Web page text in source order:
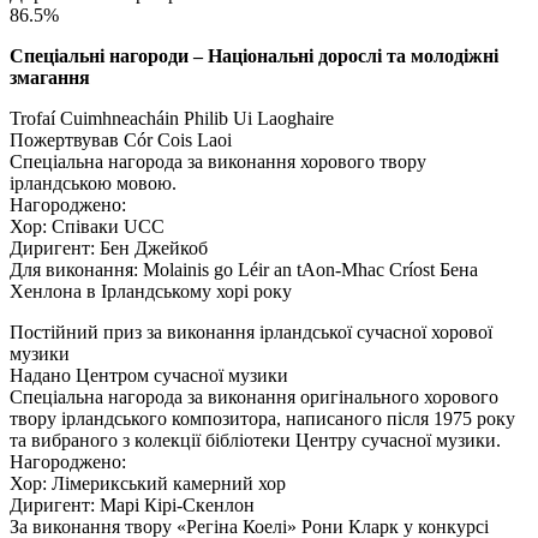
86.5%
Спеціальні нагороди – Національні дорослі та молодіжні
змагання
Trofaí Cuimhneacháin Philib Ui Laoghaire
Пожертвував Cór Cois Laoi
Спеціальна нагорода за виконання хорового твору
ірландською мовою.
Нагороджено:
Хор: Співаки UCC
Диригент: Бен Джейкоб
Для виконання: Molainis go Léir an tAon-Mhac Críost Бена
Хенлона в Ірландському хорі року
Постійний приз за виконання ірландської сучасної хорової
музики
Надано Центром сучасної музики
Спеціальна нагорода за виконання оригінального хорового
твору ірландського композитора, написаного після 1975 року
та вибраного з колекції бібліотеки Центру сучасної музики.
Нагороджено:
Хор: Лімерикський камерний хор
Диригент: Марі Кірі-Скенлон
За виконання твору «Регіна Коелі» Рони Кларк у конкурсі